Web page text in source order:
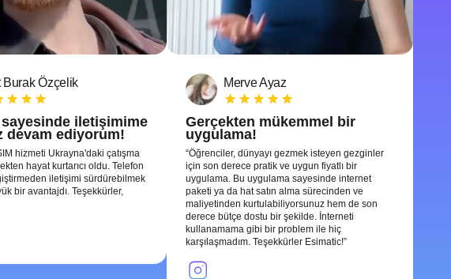
Burak Özçelik
iletişimime
devam ediyorum!
hizmeti Ukrayna'daki çatışma
hayat kurtarıcı oldu. Telefon
iletişimi sürdürebilmek
bir avantajdı. Teşekkürler,
Merve Ayaz
Gerçekten mükemmel bir
uygulama!
Öğrenciler, dünyayı gezmek isteyen gezginler
için son derece pratik ve uygun fiyatlı bir
uygulama. Bu uygulama sayesinde internet
paketi ya da hat satın alma sürecinden ve
maliyetinden kurtulabiliyorsunuz hem de son
derece bütçe dostu bir şekilde. İnterneti
kullanamama gibi bir problem ile hiç
karşılaşmadım. Teşekkürler Esimatic!